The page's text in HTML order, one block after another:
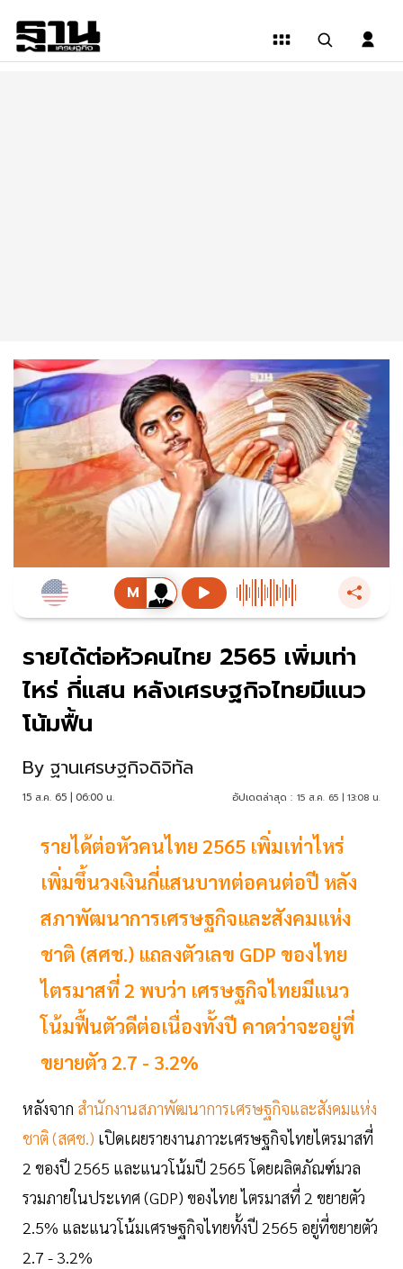
รายได้ต่อหัวคนไทย 2565 เพิ่มเท่า
ไหร่ กี่แสน หลังเศรษฐกิจไทยมีแนว
โน้มฟื้น
By ฐานเศรษฐกิจดิจิทัล
15 ส.ค. 65 | 06:00 น. อัปเดตล่าสุด : 15 ส.ค. 65 | 13:08 น.
รายได้ต่อหัวคนไทย 2565 เพิ่มเท่าไหร่
เพิ่มขึ้นวงเงินกี่แสนบาทต่อคนต่อปี หลัง
สภาพัฒนาการเศรษฐกิจและสังคมแห่ง
ชาติ (สศช.) แถลงตัวเลข GDP ของไทย
ไตรมาสที่ 2 พบว่า เศรษฐกิจไทยมีแนว
โน้มฟื้นตัวดีต่อเนื่องทั้งปี คาดว่าจะอยู่ที่
ขยายตัว 2.7 - 3.2%
หลังจาก สำนักงานสภาพัฒนาการเศรษฐกิจและสังคมแห่ง
ชาติ (สศช.) เปิดเผยรายงานภาวะเศรษฐกิจไทยไตรมาสที่
2 ของปี 2565 และแนวโน้มปี 2565 โดยผลิตภัณฑ์มวล
รวมภายในประเทศ (GDP) ของไทย ไตรมาสที่ 2 ขยายตัว
2.5% และแนวโน้มเศรษฐกิจไทยทั้งปี 2565 อยู่ที่ขยายตัว
2.7 - 3.2%